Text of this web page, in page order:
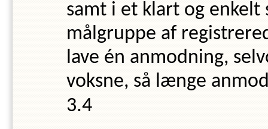
samt i et klart og enkelt
målgruppe af
lave én anmodning,
voksne, så længe